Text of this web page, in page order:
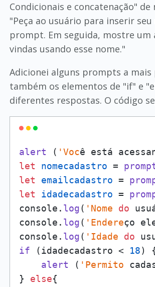
Condicionais e concatenação" de
"Peça ao usuário para inserir
prompt. Em seguida, mostre um
vindas usando esse nome."
Adicionei alguns prompts a
também os elementos de "if" e
diferentes respostas. O código
alert ( 'Você está
let
nomecadastro =
let
emailcadastro =
let
idadecadastro =
console. log( 'Nome do
console. log( 'Endereço
console. log( 'Idade
do
if (idadecadastro < 18)
alert ( 'Permito
} else{